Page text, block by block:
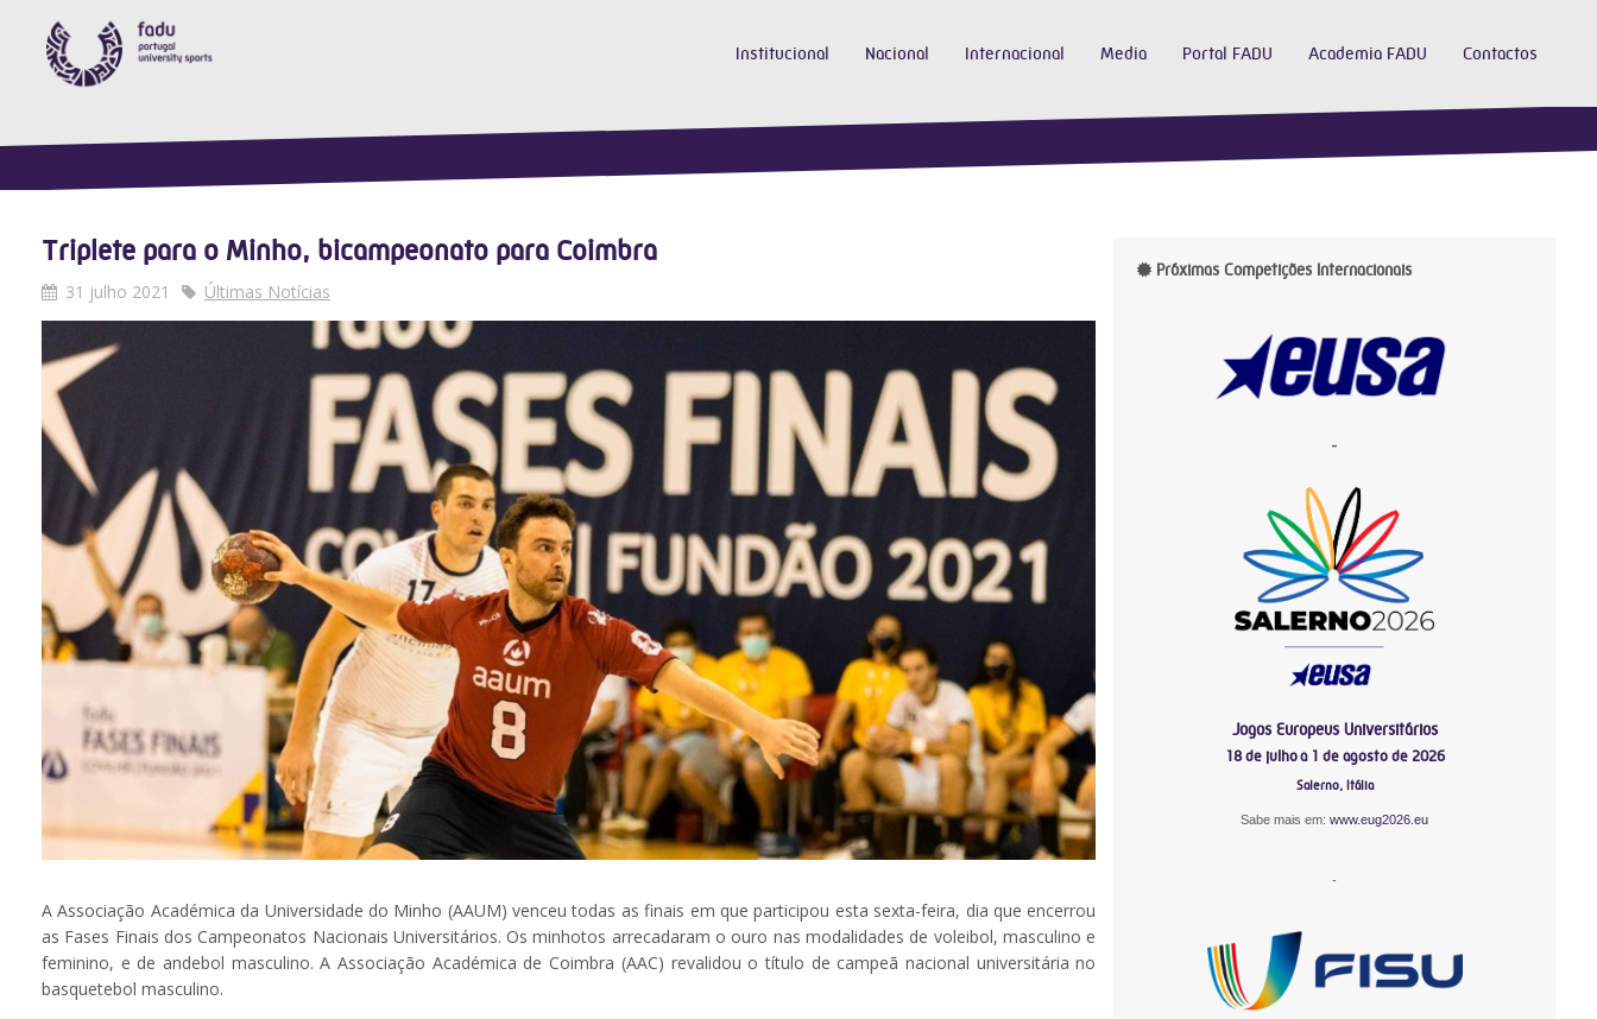
Institucional Nacional Internacional Media Portal FADU Academia FADU Contactos
Triplete para o Minho, bicampeonato para Coimbra
31 julho 2021 Últimas Notícias
A Associação Académica da Universidade do Minho (AAUM) venceu todas as finais em que participou esta sexta-feira, dia que encerrou
as Fases Finais dos Campeonatos Nacionais Universitários. Os minhotos arrecadaram o ouro nas modalidades de voleibol, masculino e
feminino, e de andebol masculino. A Associação Académica de Coimbra (AAC) revalidou o título de campeã nacional universitária no
basquetebol masculino.
Próximas Competições Internacionais
-
Jogos Europeus Universitários
18 de julho a 1 de agosto de 2026
Salerno, Itália
Sabe mais em:www.eug2026.eu
-